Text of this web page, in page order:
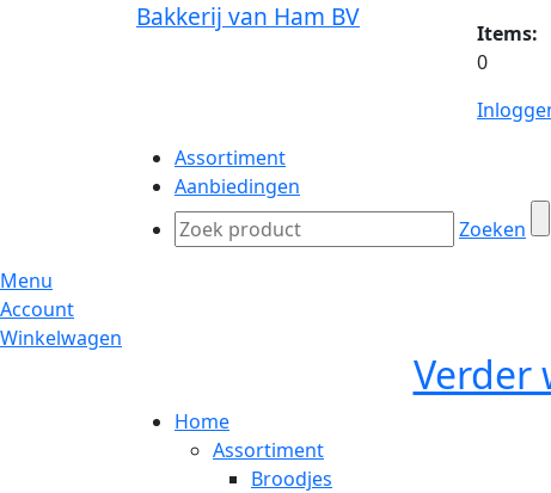
Bakkerij van Ham BV
Items:
0
Assortiment
Aanbiedingen
Zoeken
Menu
Account
Winkelwagen
Verder
Home
Assortiment
Broodjes